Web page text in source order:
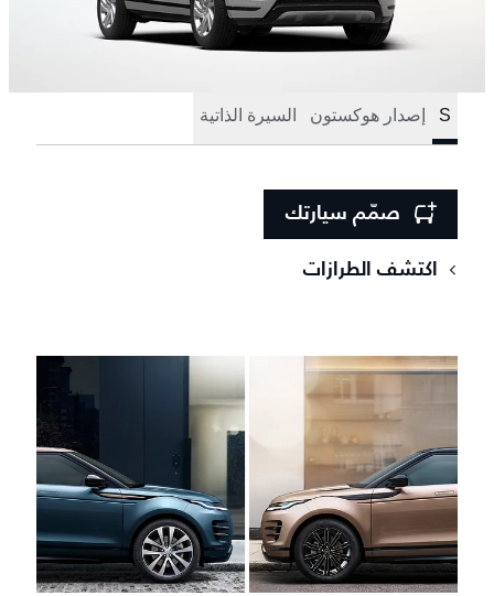
S إصدار هوكستون السيرة الذاتية
صمّم سيارتك
اكتشف الطرازات